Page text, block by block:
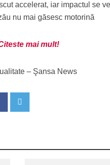
accelerat, iar impactul se
nu mai găsesc motorină
mai mult!
– Şansa News